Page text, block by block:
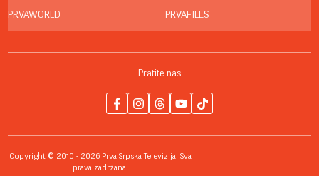
PRVAWORLD PRVAFILES
Pratite nas
Copyright © 2010 - 2026 Prva Srpska Televizija. Sva
prava zadržana.